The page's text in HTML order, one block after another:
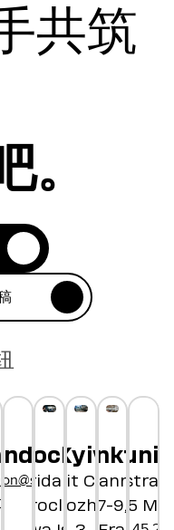
共筑
。
97
Design
Wroclaw
Kyiv
Unit City
Dorohozhytska,
Frankfurt
7-9,
80335